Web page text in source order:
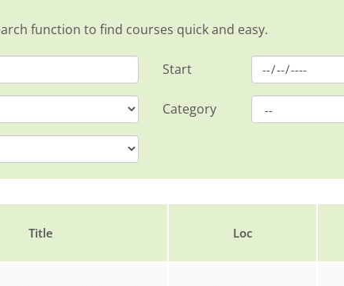
function to find courses quick and easy.
Start
Category
Title Loc